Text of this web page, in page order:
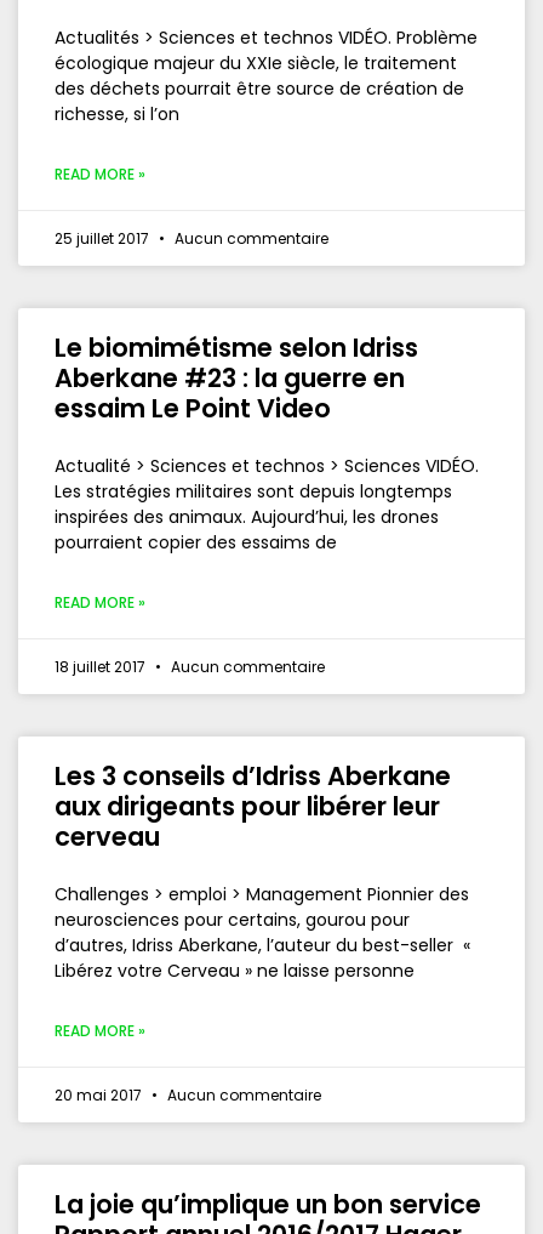
Actualités > Sciences et technos VIDÉO. Problème
écologique majeur du XXIe siècle, le traitement
des déchets pourrait être source de création de
richesse, si l’on
READ MORE »
25 juillet 2017 Aucun commentaire
Le biomimétisme selon Idriss
Aberkane #23 : la guerre en
essaim Le Point Video
Actualité > Sciences et technos > Sciences VIDÉO.
Les stratégies militaires sont depuis longtemps
inspirées des animaux. Aujourd’hui, les drones
pourraient copier des essaims de
READ MORE »
18 juillet 2017 Aucun commentaire
Les 3 conseils d’Idriss Aberkane
aux dirigeants pour libérer leur
cerveau
Challenges > emploi > Management Pionnier des
neurosciences pour certains, gourou pour
d’autres, Idriss Aberkane, l’auteur du best-seller «
Libérez votre Cerveau » ne laisse personne
READ MORE »
20 mai 2017 Aucun commentaire
La joie qu’implique un bon service